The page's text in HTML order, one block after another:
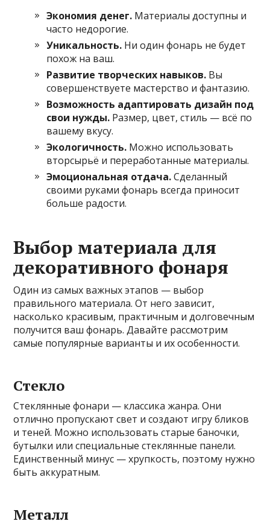
Экономия денег. Материалы доступны и
часто недорогие.
Уникальность. Ни один фонарь не будет
похож на ваш.
Развитие творческих навыков. Вы
совершенствуете мастерство и фантазию.
Возможность адаптировать дизайн под
свои нужды. Размер, цвет, стиль — всё по
вашему вкусу.
Экологичность. Можно использовать
вторсырьё и переработанные материалы.
Эмоциональная отдача.Сделанный
своими руками фонарь всегда приносит
больше радости.
Выбор материала для
декоративного фонаря
Один из самых важных этапов — выбор
правильного материала. От него зависит,
насколько красивым, практичным и долговечным
получится ваш фонарь. Давайте рассмотрим
самые популярные варианты и их особенности.
Стекло
Стеклянные фонари — классика жанра. Они
отлично пропускают свет и создают игру бликов
и теней. Можно использовать старые баночки,
бутылки или специальные стеклянные панели.
Единственный минус — хрупкость, поэтому нужно
быть аккуратным.
Металл